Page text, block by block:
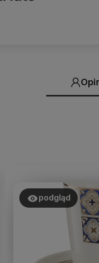
podgląd